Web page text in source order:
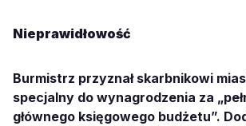
Nieprawidłowość
Burmistrz przyznał skarbnikowi
specjalny do wynagrodzenia za
głównego księgowego budżetu”.